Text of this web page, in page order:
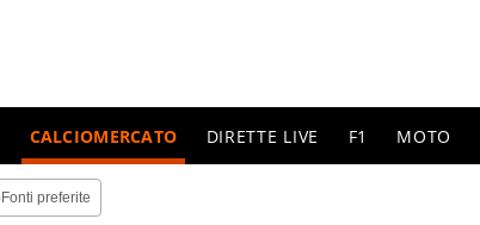
CALCIOMERCATO DIRETTE LIVE F1 MOTO
Fonti preferite